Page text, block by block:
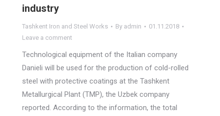
industry
Tashkent Iron and Steel Works By admin
01.11.2018
Leave a comment
Technological equipment of the Italian company
Danieli will be used for the production of cold-rolled
steel with protective coatings at the Tashkent
Metallurgical Plant (TMP), the Uzbek company
reported. According to the information, the total